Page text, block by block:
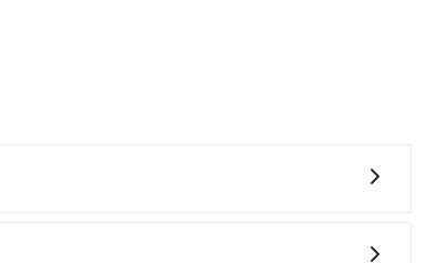
緊湊或趕不上末班車，那就該考慮預約專車接